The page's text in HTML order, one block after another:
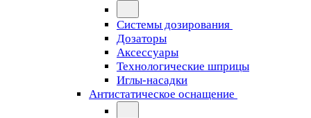
Системы дозирования
Дозаторы
Аксессуары
Технологические шприцы
Иглы-насадки
Антистатическое оснащение